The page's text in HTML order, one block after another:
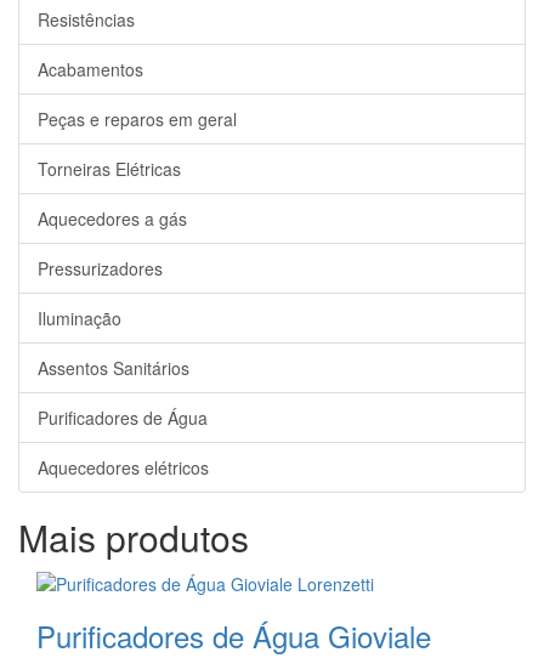
Resistências
Acabamentos
Peças e reparos em geral
Torneiras Elétricas
Aquecedores a gás
Pressurizadores
Iluminação
Assentos Sanitários
Purificadores de Água
Aquecedores elétricos
Mais produtos
Purificadores de Água Gioviale